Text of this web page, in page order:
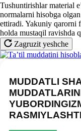
Tushuntirishlar material
normalarni hisobga
ettiradi. Yakuniy qarorni
holda mustaqil ravishda
Zagruzit yeshche
MUDDATLI